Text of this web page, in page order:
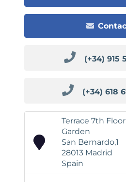
(+34) 915
(+34) 618
Terrace 7th
Garden
San Bernardo,1
28013 Madrid
Spain